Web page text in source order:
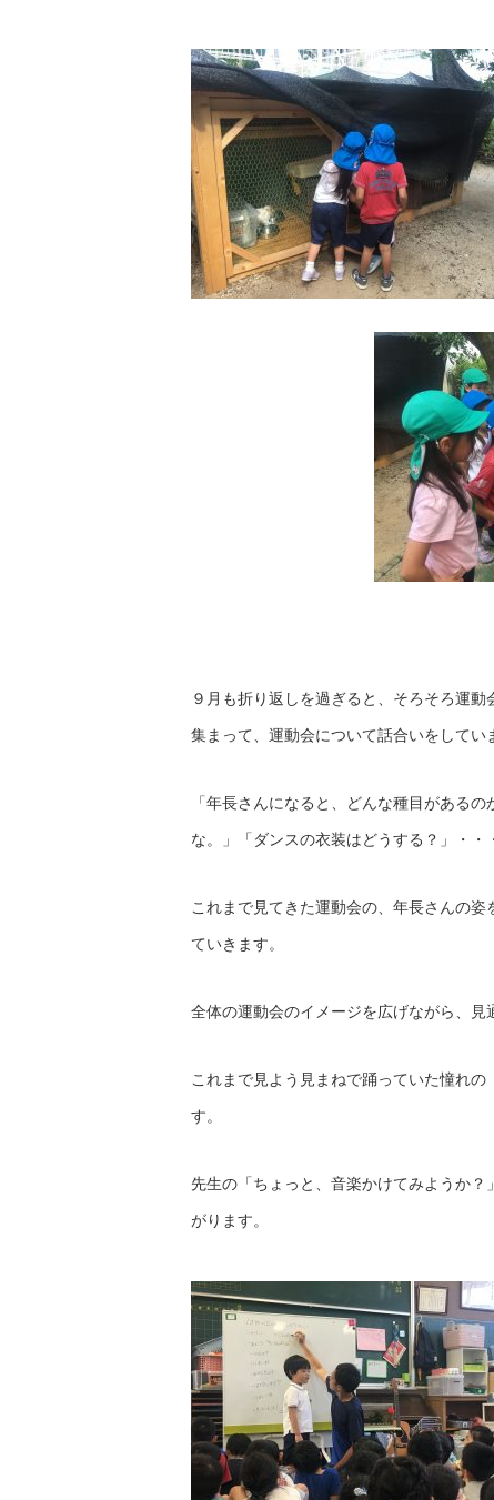
９月も折り返しを過ぎると、そろそろ運
集まって、運動会について話合いをしてい
「年長さんになると、どんな種目がある
な。」「ダンスの衣装はどうする？」・・
これまで見てきた運動会の、年長さんの
ていきます。
全体の運動会のイメージを広げながら、見
これまで見よう見まねで踊っていた憧れ
す。
先生の「ちょっと、音楽かけてみようか
がります。